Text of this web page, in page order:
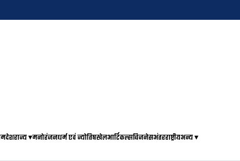
देशराज्य▾मनोरंजनधर्म एवं ज्योतिषखेलआर्टिकल्सबिजनेसअंतरराष्ट्रीयअन्य▾